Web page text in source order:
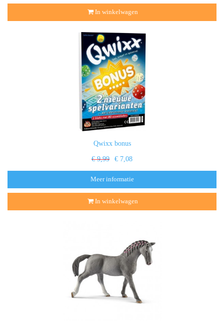
In winkelwagen
Qwixx bonus
€ 9,99 € 7,08
Meer informatie
In winkelwagen